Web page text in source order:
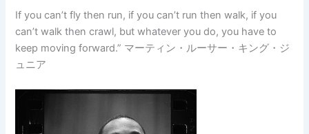
If you can’t fly then run, if you can’t run then walk, if you
can’t walk then crawl, but whatever you do, you have to
keep moving forward.” マーティン・ルーサー・キング・ジ
ュニア